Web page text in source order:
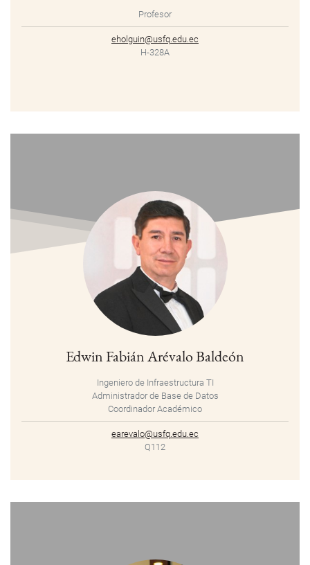
Profesor
eholguin@usfq.edu.ec
H-328A
Edwin Fabián Arévalo Baldeón
Ingeniero de Infraestructura TI
Administrador de Base de Datos
Coordinador Académico
earevalo@usfq.edu.ec
Q112